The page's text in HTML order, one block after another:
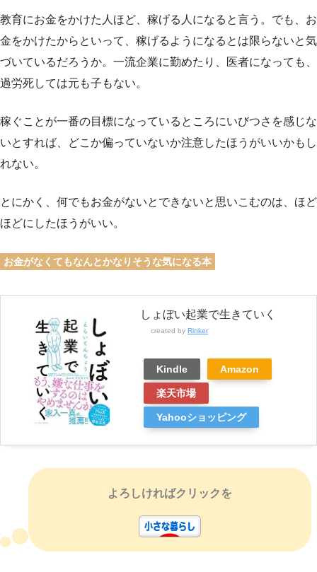
教育にお金をかけた人ほど、稼げる人になると言う。でも、お
金をかけたからといって、稼げるようになるとは限らないと気
づいているだろうか。一流企業に勤めたり、医者になっても、
過労死しては元も子もない。
稼ぐことが一番の目標になっているところにいびつさを感じな
いとすれば、どこか偏っていないか注意したほうがいいかもし
れない。
とにかく、何でもお金がないとできないと思いこむのは、ほど
ほどにしたほうがいい。
お金がなくてもなんとかなりそうな気になる本
しょぼい起業で生きていく
created by Rinker
Kindle Amazon
楽天市場
Yahooショッピング
よろしければクリックを